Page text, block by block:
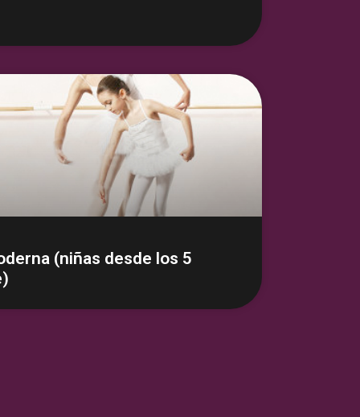
(niñas desde los 5